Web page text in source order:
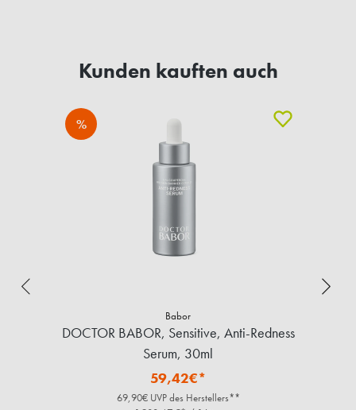
Kunden kauften auch
%
Babor
DOCTOR BABOR, Sensitive, Anti-Redness
Serum, 30ml
59,42€*
69,90€ UVP des Herstellers**